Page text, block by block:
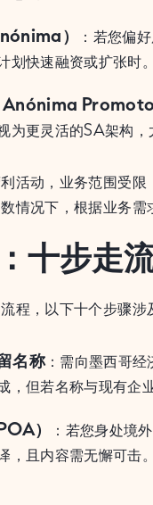
）
：若您偏
快速融资或扩张时。
为更灵活的SA架构
活动，业务范围受
情况下，根据业务需
十步走
程，以下十个步骤涉
名称：需向墨西哥
，但若名称与现有企
）
：若您身处境
，且内容需无懈可击